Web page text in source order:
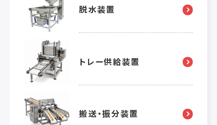
脱水装置
トレー供給装置
搬送・振分装置